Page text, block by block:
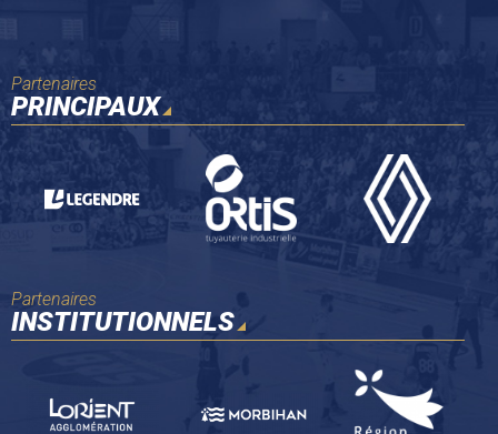
Partenaires
PRINCIPAUX
Partenaires
INSTITUTIONNELS